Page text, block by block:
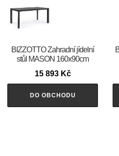
BIZZOTTO Zahradní jídelní
stůl MASON 160x90cm
15 893 Kč
DO OBCHODU